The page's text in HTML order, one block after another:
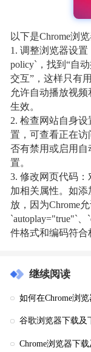
以下是Chrome浏
1. 调整浏览器设置
policy`，找到“自
交互”，这样只有
允许自动播放视
生效。
2. 检查网站自身
置，可查看正在
否有禁用或启用
置。
3. 修改网页代码
加相关属性。如添
放，因为Chrome
`autoplay="true"`
件格式和编码符合
继续阅读
如何在Chrome浏
谷歌浏览器下载及